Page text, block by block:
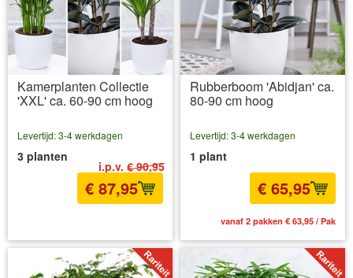
Kamerplanten Collectie
'XXL' ca. 60-90 cm hoog
i.p.v. € 90,95
Levertijd: 3-4 werkdagen
3 planten
€ 87,95
Rubberboom 'Abidjan' ca.
80-90 cm hoog
Levertijd: 3-4 werkdagen
1 plant
€ 65,95
vanaf 2 pakken € 63,95 / Pak